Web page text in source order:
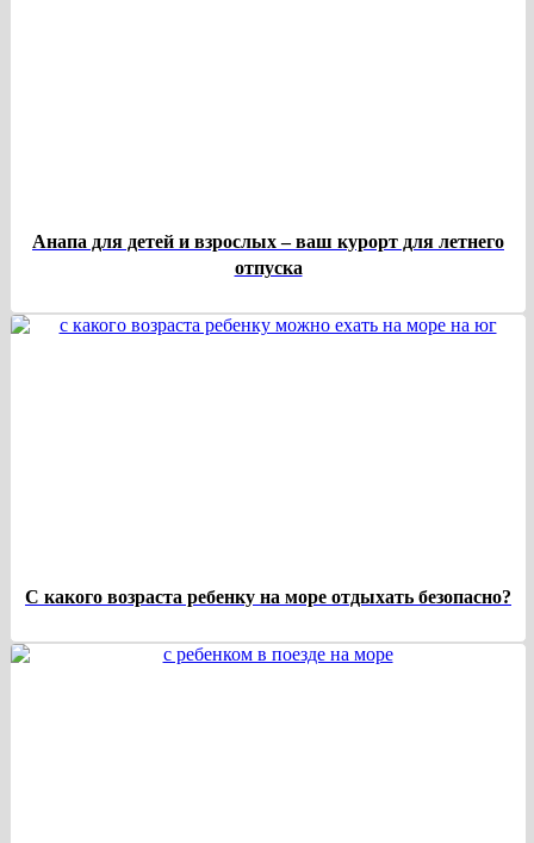
Анапа для детей и взрослых – ваш курорт для летнего
отпуска
С какого возраста ребенку на море отдыхать безопасно?